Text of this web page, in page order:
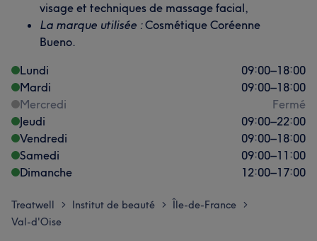
visage et techniques de massage facial,
La marque utilisée :Cosmétique Coréenne
Bueno.
Lundi
09:00–18:00
Mardi
09:00–18:00
Mercredi
Fermé
Jeudi
09:00–22:00
Vendredi
09:00–18:00
Samedi
09:00–11:00
Dimanche
12:00–17:00
Treatwell > Institut de beauté > Île-de-France >
Val-d'Oise